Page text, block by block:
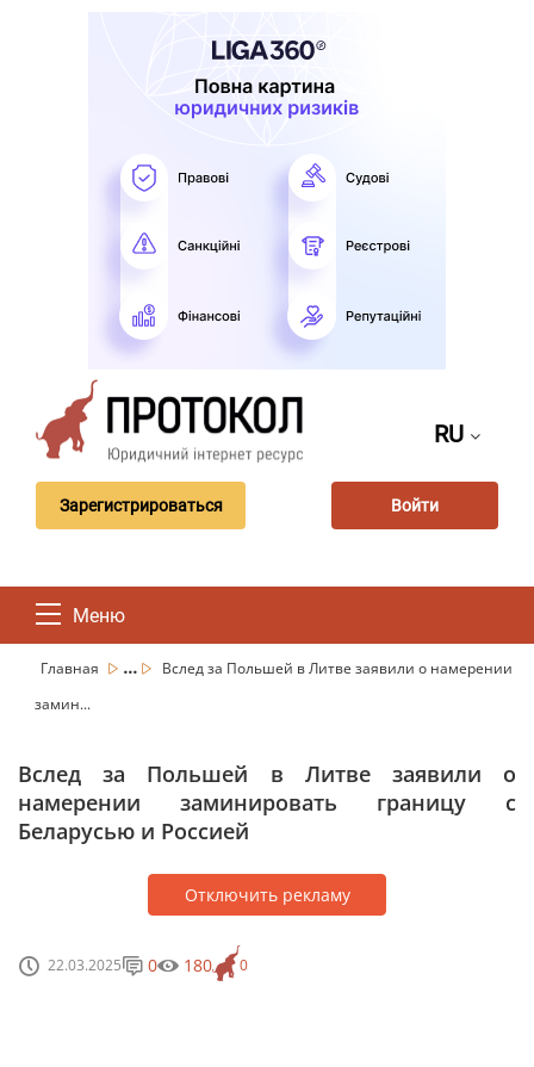
RU
Зарегистрироваться Войти
Меню
Главная ...
Вслед за Польшей в Литве заявили о намерении
замин...
Вслед за Польшей в Литве заявили о
намерении заминировать границу с
Беларусью и Россией
Отключить рекламу
22.03.2025 0
0 180